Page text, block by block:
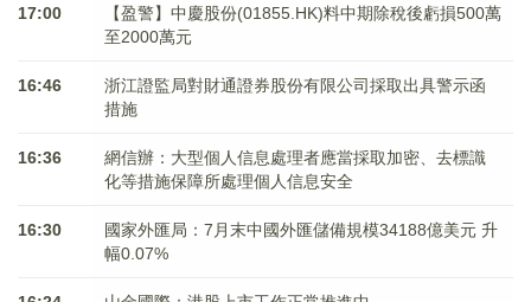
17:00
【盈警】中慶股份(01855.HK)料中期除稅後虧損500萬
至2000萬元
16:46
浙江證監局對財通證券股份有限公司採取出具警示函
措施
16:36
網信辦：大型個人信息處理者應當採取加密、去標識
化等措施保障所處理個人信息安全
16:30
國家外匯局：7月末中國外匯儲備規模34188億美元 升
幅0.07%